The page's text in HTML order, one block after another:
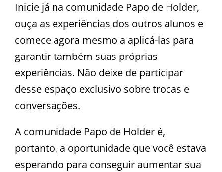
Inicie já na comunidade Papo de Holder,
ouça as experiências dos outros alunos e
comece agora mesmo a aplicá-las para
garantir também suas próprias
experiências. Não deixe de participar
desse espaço exclusivo sobre trocas e
conversações.
A comunidade Papo de Holder é,
portanto, a oportunidade que você estava
esperando para conseguir aumentar sua